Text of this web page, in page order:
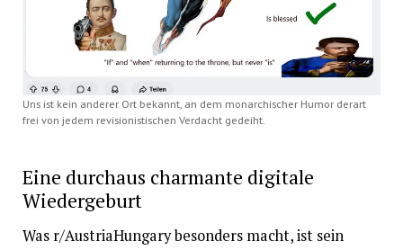
Uns ist kein anderer Ort bekannt, an dem monarchischer Humor derart
frei von jedem revisionistischen Verdacht gedeiht.
Eine durchaus charmante digitale
Wiedergeburt
Was r/AustriaHungary besonders macht, ist sein